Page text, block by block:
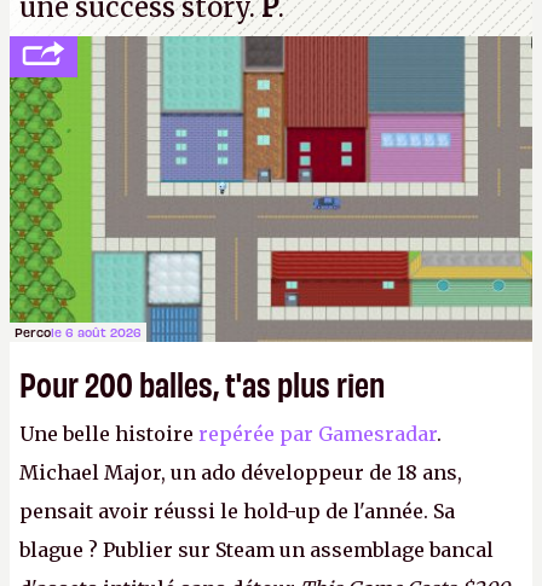
une success story.P.
Percole 6 août 2026
Pour 200 balles, t'as plus rien
Une belle histoire repérée par Gamesradar.
Michael Major, un ado développeur de 18 ans,
pensait avoir réussi le hold-up de l'année. Sa
blague ? Publier sur Steam un assemblage bancal